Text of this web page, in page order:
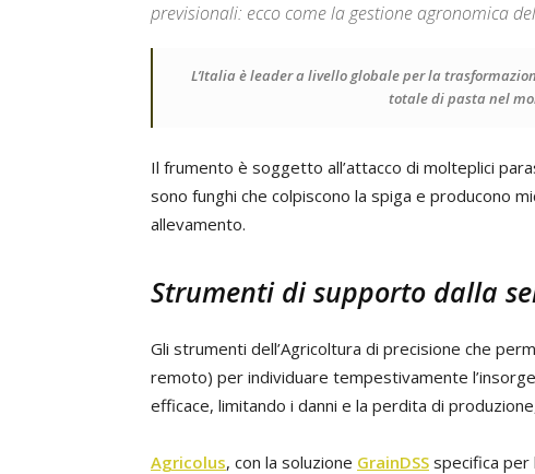
previsionali: ecco come la gestione agronomica
L’Italia è leader a livello globale per la
totale di pasta nel
Il frumento è soggetto all’attacco di molteplici
sono funghi che colpiscono la spiga e producono
allevamento.
Strumenti di supporto dalla
Gli strumenti dell’Agricoltura di precisione che
remoto) per individuare tempestivamente
efficace, limitando i danni e la perdita di
Agricolus, con la soluzione GrainDSS specifica